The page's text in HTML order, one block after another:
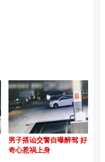
男子搭讪交警自曝醉驾 好
奇心惹祸上身